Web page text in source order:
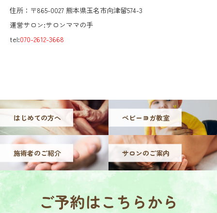
住所：〒865-0027 熊本県玉名市向津留574-3
運営サロン:サロンママの手
tel:070-2612-3668
はじめての方へ ベビーヨガ教室
施術者のご紹介 サロンのご案内
ご予約はこちらから